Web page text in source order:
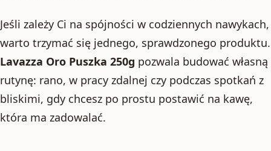
Jeśli zależy Ci na spójności w codziennych nawykach,
warto trzymać się jednego, sprawdzonego produktu.
Lavazza Oro Puszka 250g pozwala budować własną
rutynę: rano, w pracy zdalnej czy podczas spotkań z
bliskimi, gdy chcesz po prostu postawić na kawę,
która ma zadowalać.